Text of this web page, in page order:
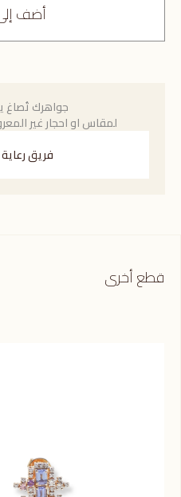
أضف
جواهرك تُصاغ
لمقاس او احجار غير
فريق
قطع أخرى